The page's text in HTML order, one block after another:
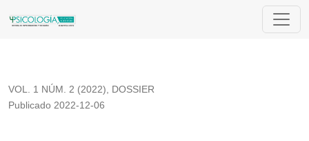
Neocapitalismo, frustraciones e imaginarios. De una
VOL. 1 NÚM. 2 (2022), DOSSIER
Publicado 2022-12-06